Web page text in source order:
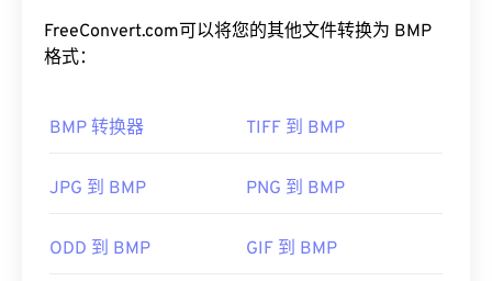
缺乏压缩，BMP 文件通常很大。
BMP 可以是设备相关的，也可以是设备无关的。
并且通常与 Microsoft 操作系统关联。尽管与
可以在任何设备、操作系统或应用程序上打开。
FreeConvert.com可以将您的其他文件转换为 BMP
格式：
BMP 转换器 TIFF 到 BMP
JPG 到 BMP PNG 到 BMP
ODD 到 BMP GIF 到 BMP